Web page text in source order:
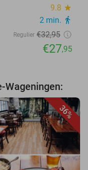
9.8 star
2 min. directions_walk
Regulier €32,95
€27,95
Wageningen:
36%